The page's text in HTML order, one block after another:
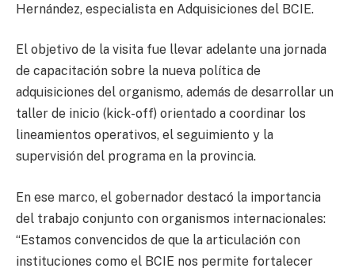
Hernández, especialista en Adquisiciones del BCIE.
El objetivo de la visita fue llevar adelante una jornada
de capacitación sobre la nueva política de
adquisiciones del organismo, además de desarrollar un
taller de inicio (kick-off) orientado a coordinar los
lineamientos operativos, el seguimiento y la
supervisión del programa en la provincia.
En ese marco, el gobernador destacó la importancia
del trabajo conjunto con organismos internacionales:
“Estamos convencidos de que la articulación con
instituciones como el BCIE nos permite fortalecer